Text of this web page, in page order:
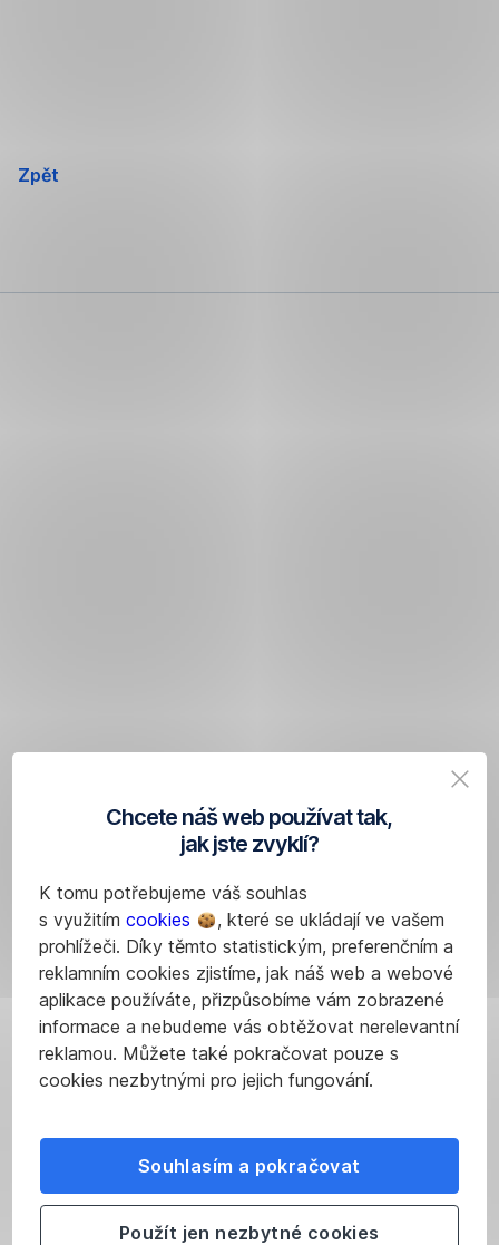
Chcete náš web používat tak,
jak jste zvyklí?
K tomu potřebujeme váš souhlas
s využitím cookies
, které se ukládají ve vašem
prohlížeči. Díky těmto statistickým, preferenčním a
reklamním cookies zjistíme, jak náš web a webové
aplikace používáte, přizpůsobíme vám zobrazené
informace a nebudeme vás obtěžovat nerelevantní
reklamou. Můžete také pokračovat pouze s
cookies nezbytnými pro jejich fungování.
Souhlasím a pokračovat
Použít jen nezbytné cookies
Zpět